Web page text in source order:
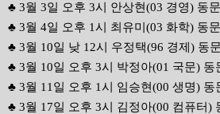
♣ 3월 3일 오후 3시 안상현(03 경영) 동
♣ 3월 4일 오후 1시 최유미(03 화학) 동
♣ 3월 10일 낮 12시 우정택(96 경제) 동
♣ 3월 10일 오후 3시 박정아(01 국문) 동
♣ 3월 11일 오후 1시 임승현(00 생명) 동
♣ 3월 17일 오후 3시 김정아(00 컴퓨터)